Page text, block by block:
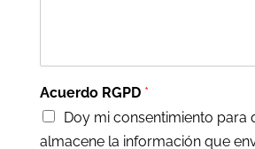
Acuerdo RGPD *
Doy mi consentimiento para
almacene la información que